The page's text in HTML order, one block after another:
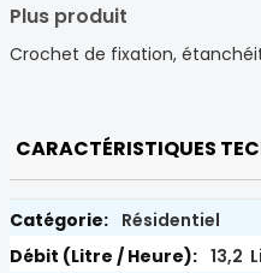
Plus produit
Crochet de fixation,
CARACTÉRISTIQUES
Résidentiel
13,2